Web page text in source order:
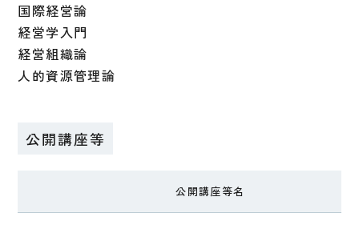
国際経営論
経営学入門
経営組織論
人的資源管理論
公開講座等
公開講座等名